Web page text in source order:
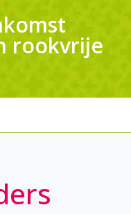
rookvrije